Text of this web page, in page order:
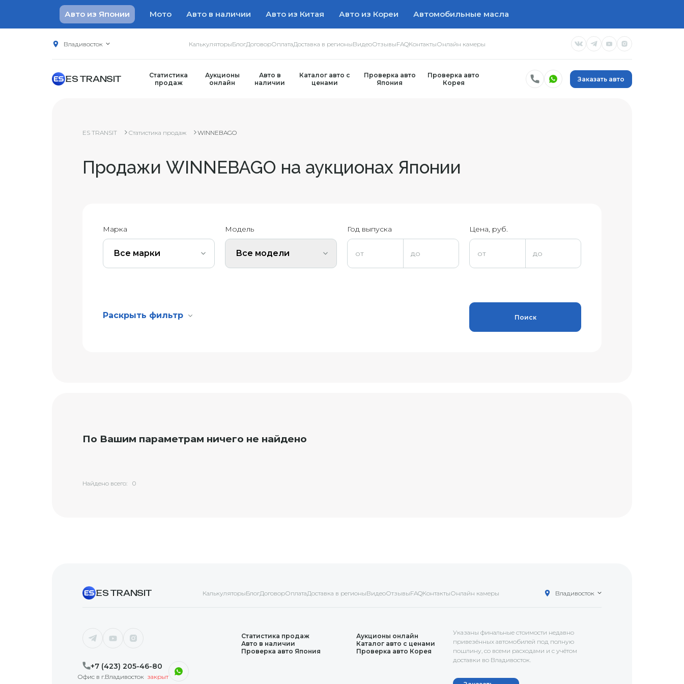
Авто из Японии Мото Авто в наличии Авто из Китая Авто из Кореи Автомобильные масла
Владивосток КалькуляторыБлогДоговорОплатаДоставка в регионыВидеоОтзывыFAQКонтактыОнлайн камеры
ES TRANSIT
Статистика
продаж
Аукционы
онлайн
Авто в
наличии
Каталог авто с
ценами
Проверка авто
Япония
Проверка авто
Корея
Заказать авто
ES TRANSIT Статистика продаж WINNEBAGO
Продажи WINNEBAGO на аукционах Японии
Марка
Все марки
Модель
Все модели
Год выпуска Цена, руб.
Раскрыть фильтр Поиск
По Вашим параметрам ничего не найдено
Найдено всего: 0
ES TRANSIT КалькуляторыБлогДоговорОплатаДоставка в регионыВидеоОтзывыFAQКонтактыОнлайн камеры Владивосток
+7 (423) 205-46-80
Офис в г.Владивосток закрыт
Статистика продаж
Аукционы онлайн
Авто в наличии
Каталог авто с ценами
Проверка авто Япония
Проверка авто Корея
Указаны финальные стоимости недавно
привезённых автомобилей под полную
пошлину, со всеми расходами и с учётом
доставки во Владивосток.